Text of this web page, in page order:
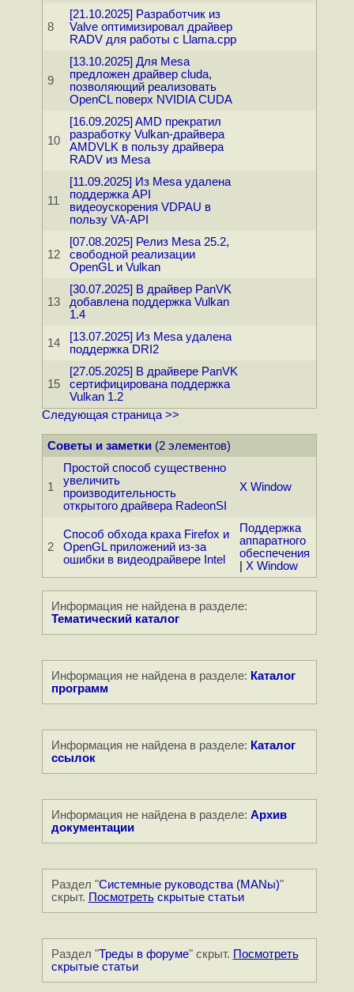
8
[21.10.2025] Разработчик из
Valve оптимизировал драйвер
RADV для работы с Llama.cpp
9
[13.10.2025] Для Mesa
предложен драйвер cluda,
позволяющий реализовать
OpenCL поверх NVIDIA CUDA
10
[16.09.2025] AMD прекратил
разработку Vulkan-драйвера
AMDVLK в пользу драйвера
RADV из Mesa
11
[11.09.2025] Из Mesa удалена
поддержка API
видеоускорения VDPAU в
пользу VA-API
12
[07.08.2025] Релиз Mesa 25.2,
свободной реализации
OpenGL и Vulkan
13
[30.07.2025] В драйвер PanVK
добавлена поддержка Vulkan
1.4
14
[13.07.2025] Из Mesa удалена
поддержка DRI2
15
[27.05.2025] В драйвере PanVK
сертифицирована поддержка
Vulkan 1.2
Следующая страница >>
Советы и заметки(2 элементов)
1
Простой способ существенно
увеличить
производительность
открытого драйвера RadeonSI
X Window
2
Способ обхода краха Firefox и
OpenGL приложений из-за
ошибки в видеодрайвере Intel
Поддержка
аппаратного
обеспечения
X Window
Информация не найдена в разделе:
Тематический каталог
Информация не найдена в разделе: Каталог
программ
Информация не найдена в разделе: Каталог
ссылок
Информация не найдена в разделе: Архив
документации
Раздел "Системные руководства (MANы)"
скрыт. Посмотретьскрытые статьи
Раздел "Треды в форуме" скрыт. Посмотреть
скрытые статьи